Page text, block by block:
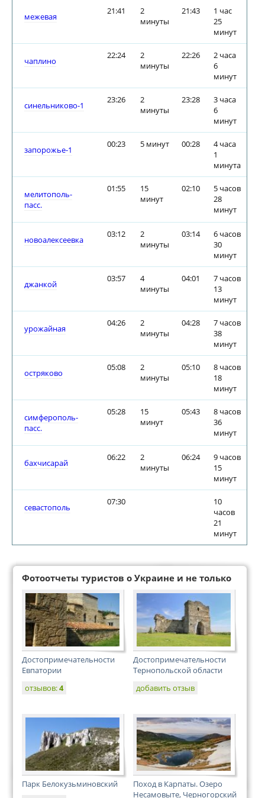
межевая
21:41
2
минуты
21:43
1 час
25
минут
чаплино
22:24
2
минуты
22:26
2 часа
6
минут
синельниково-1
23:26
2
минуты
23:28
3 часа
6
минут
запорожье-1
00:23 5 минут 00:28
4 часа
1
минута
мелитополь-
пасс.
01:55
15
минут
02:10
5 часов
28
минут
новоалексеевка
03:12
2
минуты
03:14
6 часов
30
минут
джанкой
03:57
4
минуты
04:01
7 часов
13
минут
урожайная
04:26
2
минуты
04:28
7 часов
38
минут
остряково
05:08
2
минуты
05:10
8 часов
18
минут
симферополь-
пасс.
05:28
15
минут
05:43
8 часов
36
минут
бахчисарай
06:22
2
минуты
06:24
9 часов
15
минут
севастополь
07:30
10
часов
21
минут
Фотоотчеты туристов о Украине и не только
Достопримечательности
Евпатории
отзывов:4
Достопримечательности
Тернопольской области
добавить отзыв
Парк Белокузьминовский
Поход в Карпаты. Озеро
Несамовыте, Черногорский